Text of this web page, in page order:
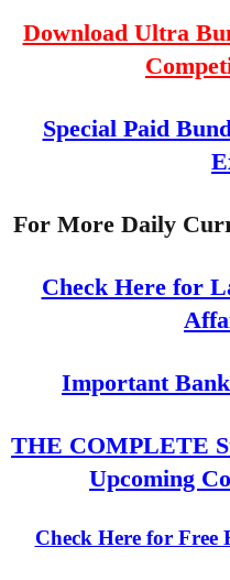
Download Ultra
Special Paid
For More Daily
Check Here for
Important
THE COMPLETE
Upcoming
Check Here for Free